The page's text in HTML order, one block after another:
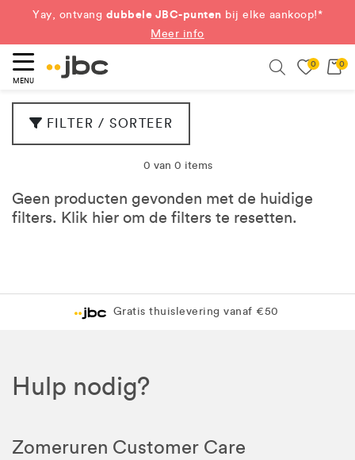
Yay, ontvang dubbele JBC-punten bij elke aankoop!*
Meer info
MENU
0 0
FILTER / SORTEER
0 van 0 items
Geen producten gevonden met de huidige
filters. Klik hier om de filters te resetten.
Gratis thuislevering vanaf €50
Hulp nodig?
Zomeruren Customer Care